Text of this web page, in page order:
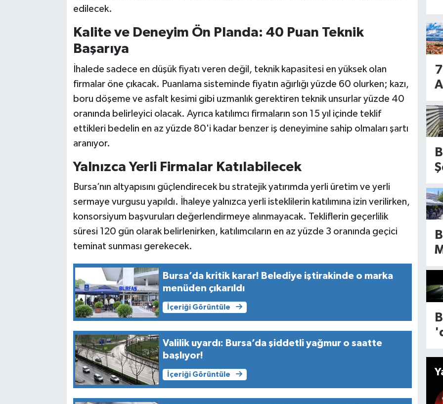
edilecek.
Kalite ve Deneyim Ön Planda: 40 Puan Teknik
Başarıya
İhalede sadece en düşük fiyatı veren değil, teknik kapasitesi en yüksek olan
firmalar öne çıkacak. Puanlama sisteminde fiyatın ağırlığı yüzde 60 olurken; kazı,
boru döşeme ve asfalt kesimi gibi uzmanlık gerektiren teknik unsurlar yüzde 40
oranında belirleyici olacak. Ayrıca katılımcı firmaların son 15 yıl içinde teklif
ettikleri bedelin en az yüzde 80'i kadar benzer iş deneyimine sahip olmaları şartı
aranıyor.
Yalnızca Yerli Firmalar Katılabilecek
Bursa’nın altyapısını güçlendirecek bu stratejik yatırımda yerli üretim ve yerli
sermaye vurgusu yapıldı. İhaleye yalnızca yerli isteklilerin katılımına izin verilirken,
konsorsiyum başvuruları değerlendirmeye alınmayacak. Tekliflerin geçerlilik
süresi 120 gün olarak belirlenirken, katılımcıların en az yüzde 3 oranında geçici
teminat sunması gerekecek.
Bursa’da kritik karar! Belediye iştirakinde o marka
menüden çıkarıldı
İçeriği Görüntüle
Valilik uyardı: Bursa’da şiddetli yağmur o saatte
başlıyor!
İçeriği Görüntüle
7
t
n